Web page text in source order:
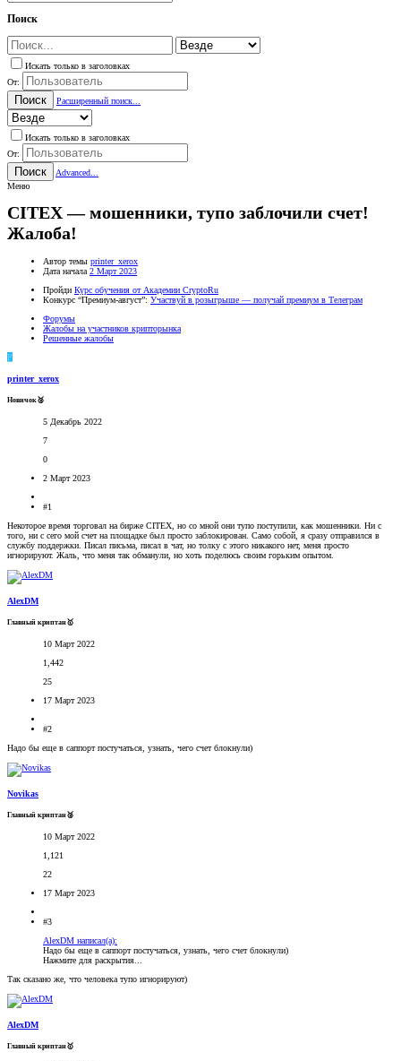
Поиск
Искать только в заголовках
От:
Поиск Расширенный поиск...
Искать только в заголовках
От:
Поиск
Advanced...
Меню
CITEX — мошенники, тупо заблочили счет!
Жалоба!
Автор темы printer_xerox
Дата начала 2 Март 2023
Пройди Курс обучения от Академии CryptoRu
Конкурс “Премиум-август”: Участвуй в розыгрыше — получай премиум в Телеграм
Форумы
Жалобы на участников крипторынка
Решенные жалобы
P
printer_xerox
Новичок🥈
5 Декабрь 2022
7
0
2 Март 2023
#1
Некоторое время торговал на бирже CITEX, но со мной они тупо поступили, как мошенники. Ни с
того, ни с сего мой счет на площадке был просто заблокирован. Само собой, я сразу отправился в
службу поддержки. Писал письма, писал в чат, но толку с этого никакого нет, меня просто
игнорируют. Жаль, что меня так обманули, но хоть поделюсь своим горьким опытом.
AlexDM
Главный криптан🥇
10 Март 2022
1,442
25
17 Март 2023
#2
Надо бы еще в саппорт постучаться, узнать, чего счет блокнули)
Novikas
Главный криптан🥈
10 Март 2022
1,121
22
17 Март 2023
#3
AlexDM написал(а):
Надо бы еще в саппорт постучаться, узнать, чего счет блокнули)
Нажмите для раскрытия...
Так сказано же, что человека тупо игнорируют)
AlexDM
Главный криптан🥇